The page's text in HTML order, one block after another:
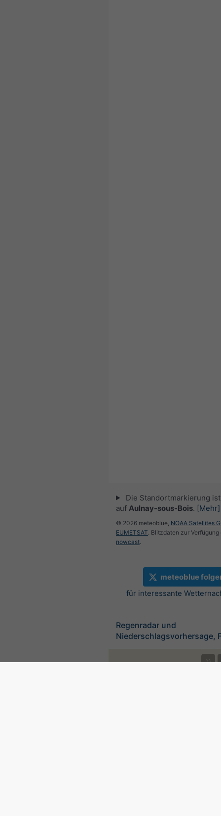
Die Standortmarkierung
auf Aulnay-sous-Bois. [Mehr]
© 2026 meteoblue, NOAA Satellites
EUMETSAT. Blitzdaten zur
nowcast.
meteoblue
für interessante
Regenradar und
Niederschlagsvorhersage,
©